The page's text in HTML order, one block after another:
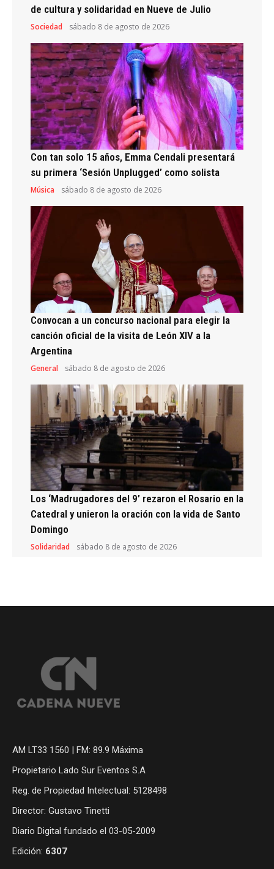
de cultura y solidaridad en Nueve de Julio
Sociedad sábado 8 de agosto de 2026
Con tan solo 15 años, Emma Cendali presentará
su primera ‘Sesión Unplugged’ como solista
Música sábado 8 de agosto de 2026
Convocan a un concurso nacional para elegir la
canción oficial de la visita de León XIV a la
Argentina
General sábado 8 de agosto de 2026
Los ‘Madrugadores del 9’ rezaron el Rosario en la
Catedral y unieron la oración con la vida de Santo
Domingo
Solidaridad sábado 8 de agosto de 2026
AM LT33 1560 | FM: 89.9 Máxima
Propietario Lado Sur Eventos S.A
Reg. de Propiedad Intelectual: 5128498
Director: Gustavo Tinetti
Diario Digital fundado el 03-05-2009
Edición: 6307